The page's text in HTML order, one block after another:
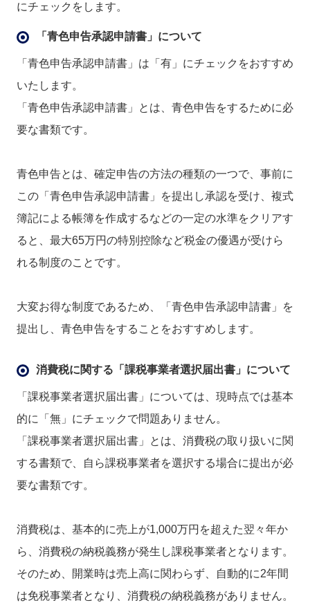
にチェックをします。
「青色申告承認申請書」について
「青色申告承認申請書」は「有」にチェックをおすすめ
いたします。
「青色申告承認申請書」とは、青色申告をするために必
要な書類です。
青色申告とは、確定申告の方法の種類の一つで、事前に
この「青色申告承認申請書」を提出し承認を受け、複式
簿記による帳簿を作成するなどの一定の水準をクリアす
ると、最大65万円の特別控除など税金の優遇が受けら
れる制度のことです。
大変お得な制度であるため、「青色申告承認申請書」を
提出し、青色申告をすることをおすすめします。
消費税に関する「課税事業者選択届出書」について
「課税事業者選択届出書」については、現時点では基本
的に「無」にチェックで問題ありません。
「課税事業者選択届出書」とは、消費税の取り扱いに関
する書類で、自ら課税事業者を選択する場合に提出が必
要な書類です。
消費税は、基本的に売上が1,000万円を超えた翌々年か
ら、消費税の納税義務が発生し課税事業者となります。
そのため、開業時は売上高に関わらず、自動的に2年間
は免税事業者となり、消費税の納税義務がありません。